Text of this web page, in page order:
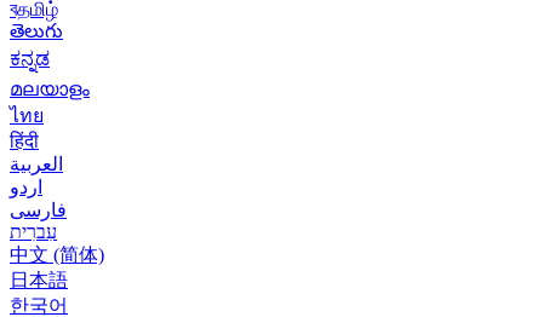
বதமிழ்
తెలుగు
ಕನ್ನಡ
മലയാളം
ไทย
हिंदी
العربية
اردو
فارسی
עִברִית
中文 (简体)
日本語
한국어